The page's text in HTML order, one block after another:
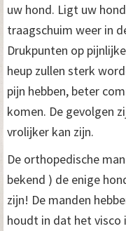
uw hond. Ligt uw
traagschuim weer in
Drukpunten op
heup zullen sterk
pijn hebben, beter
komen. De gevolgen
vrolijker kan zijn.
De orthopedische
bekend ) de enige
zijn! De manden
houdt in dat het